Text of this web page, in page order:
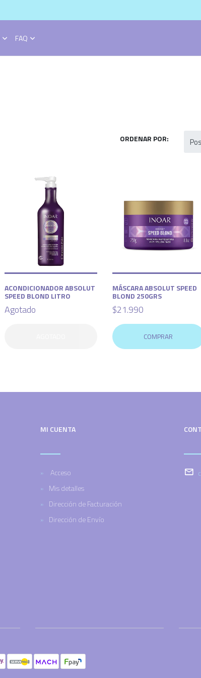
FAQ
ORDENAR POR:
ACONDICIONADOR ABSOLUT
SPEED BLOND LITRO
Agotado
MÁSCARA ABSOLUT SPEED
BLOND 250GRS
$21.990
COMPRAR
MI CUENTA
Acceso
Mis detalles
Dirección de Facturación
Dirección de Envío